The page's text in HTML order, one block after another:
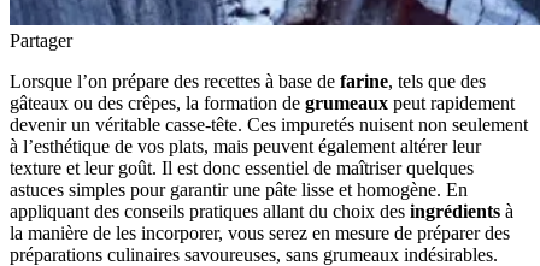
Partager
Lorsque l’on prépare des recettes à base de farine, tels que des
gâteaux ou des crêpes, la formation de grumeaux peut rapidement
devenir un véritable casse-tête. Ces impuretés nuisent non seulement
à l’esthétique de vos plats, mais peuvent également altérer leur
texture et leur goût. Il est donc essentiel de maîtriser quelques
astuces simples pour garantir une pâte lisse et homogène. En
appliquant des conseils pratiques allant du choix des ingrédients à
la manière de les incorporer, vous serez en mesure de préparer des
préparations culinaires savoureuses, sans grumeaux indésirables.